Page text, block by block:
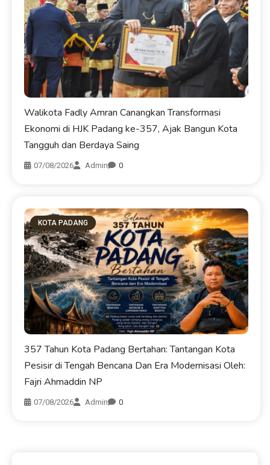
Walikota Fadly Amran Canangkan Transformasi
Ekonomi di HJK Padang ke-357, Ajak Bangun Kota
Tangguh dan Berdaya Saing
07/08/2026 Admin 0
KOTA PADANG
357 Tahun Kota Padang Bertahan: Tantangan Kota
Pesisir di Tengah Bencana Dan Era Modernisasi Oleh:
Fajri Ahmaddin NP
07/08/2026 Admin 0